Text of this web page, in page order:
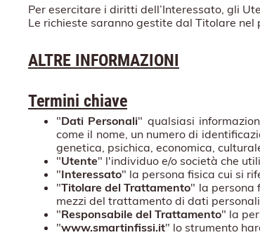
Per esercitare i diritti dell’Interessato, gli
Le richieste saranno gestite dal Titolare nel
ALTRE INFORMAZIONI
Termini chiave
"Dati Personali" qualsiasi
come il nome, un numero di
genetica, psichica, economica,
"Utente" l'individuo e/o società che
"Interessato" la persona fisica cui si
"Titolare del Trattamento" la persona
mezzi del trattamento di dati
"Responsabile del Trattamento" la
"www.smartinfissi.it" lo strumento